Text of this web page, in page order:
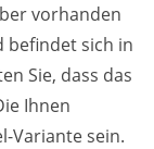
vorhanden
befindet sich in
Sie, dass das
Ihnen
Variante sein.